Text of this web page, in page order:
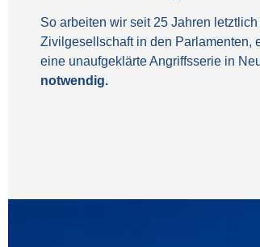
So arbeiten wir seit 25 Jahren
Zivilgesellschaft in den Parlamenten,
eine unaufgeklärte Angriffsserie in
notwendig.